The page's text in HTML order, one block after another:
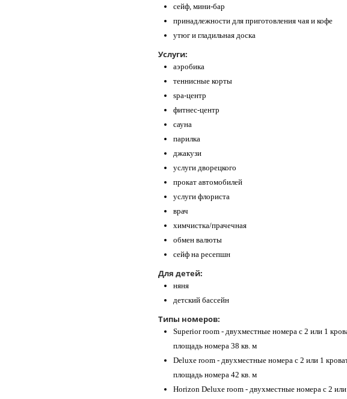
сейф, мини-бар
принадлежности для приготовления чая и кофе
утюг и гладильная доска
Услуги:
аэробика
теннисные корты
spa-центр
фитнес-центр
сауна
парилка
джакузи
услуги дворецкого
прокат автомобилей
услуги флориста
врач
химчистка/прачечная
обмен валюты
сейф на ресепшн
Для детей:
няня
детский бассейн
Типы номеров:
Superior room - двухместные номера с 2 или 1
площадь номера 38 кв. м
Deluxe room - двухместные номера с 2 или 1
площадь номера 42 кв. м
Horizon Deluxe room - двухместные номера с 2